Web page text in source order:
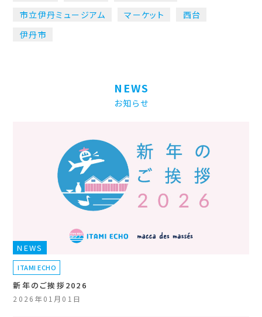
市立伊丹ミュージアム
マーケット
西台
伊丹市
NEWS
お知らせ
NEWS
ITAMI ECHO
新年のご挨拶2026
2026年01月01日